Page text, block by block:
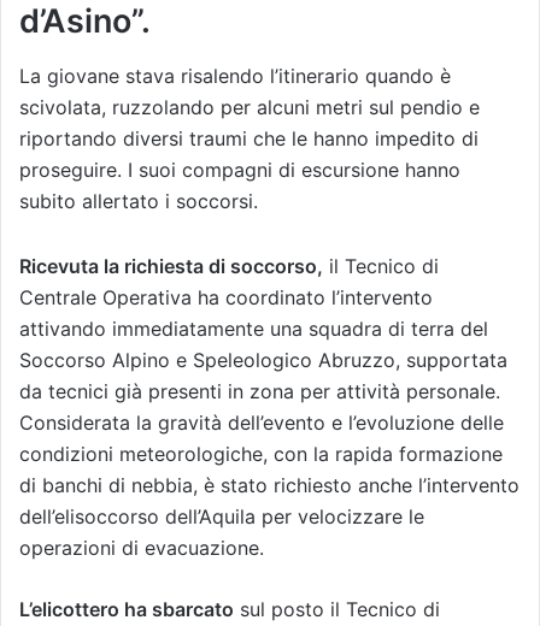
d’Asino”.
La giovane stava risalendo l’itinerario quando è
scivolata, ruzzolando per alcuni metri sul pendio e
riportando diversi traumi che le hanno impedito di
proseguire. I suoi compagni di escursione hanno
subito allertato i soccorsi.
Ricevuta la richiesta di soccorso, il Tecnico di
Centrale Operativa ha coordinato l’intervento
attivando immediatamente una squadra di terra del
Soccorso Alpino e Speleologico Abruzzo, supportata
da tecnici già presenti in zona per attività personale.
Considerata la gravità dell’evento e l’evoluzione delle
condizioni meteorologiche, con la rapida formazione
di banchi di nebbia, è stato richiesto anche l’intervento
dell’elisoccorso dell’Aquila per velocizzare le
operazioni di evacuazione.
L’elicottero ha sbarcato sul posto il Tecnico di